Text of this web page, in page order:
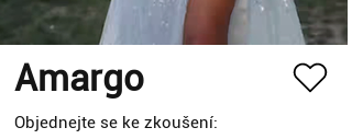
Amargo
Objednejte se ke zkoušení: